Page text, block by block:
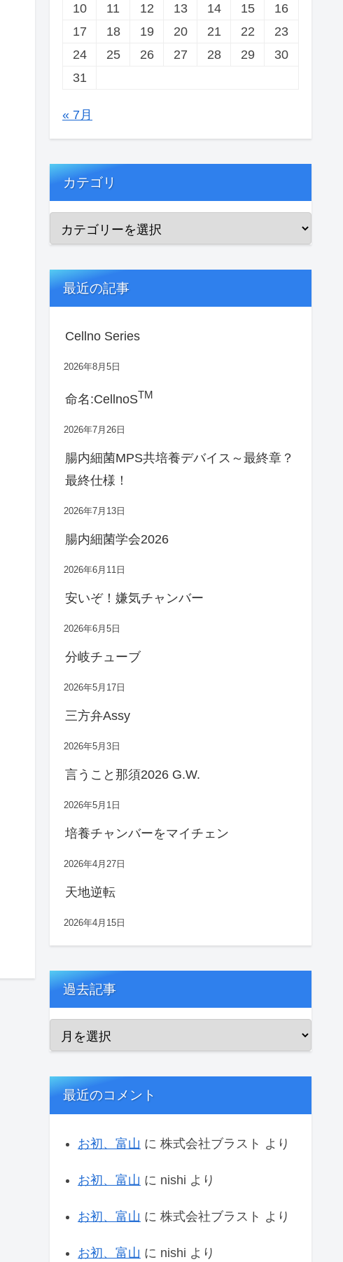
10
11 12 13 14 15
16
17
18 19 20 21 22
23
24
25 26 27 28 29
30
31
« 7月
カテゴリ
最近の記事
Cellno Series
2026年8月5日
命名:CellnoSTM
2026年7月26日
腸内細菌MPS共培養デバイス～最終章？
最終仕様！
2026年7月13日
腸内細菌学会2026
2026年6月11日
安いぞ！嫌気チャンバー
2026年6月5日
分岐チューブ
2026年5月17日
三方弁Assy
2026年5月3日
言うこと那須2026 G.W.
2026年5月1日
培養チャンバーをマイチェン
2026年4月27日
天地逆転
2026年4月15日
過去記事
最近のコメント
お初、富山 に 株式会社ブラスト より
お初、富山 に nishi より
お初、富山 に 株式会社ブラスト より
お初、富山 に nishi より